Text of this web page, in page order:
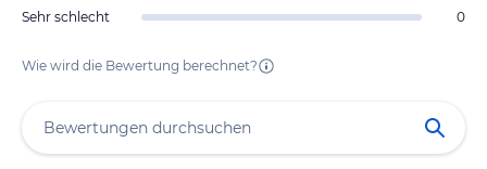
Sehr schlecht
0
Wie wird die Bewertung berechnet?